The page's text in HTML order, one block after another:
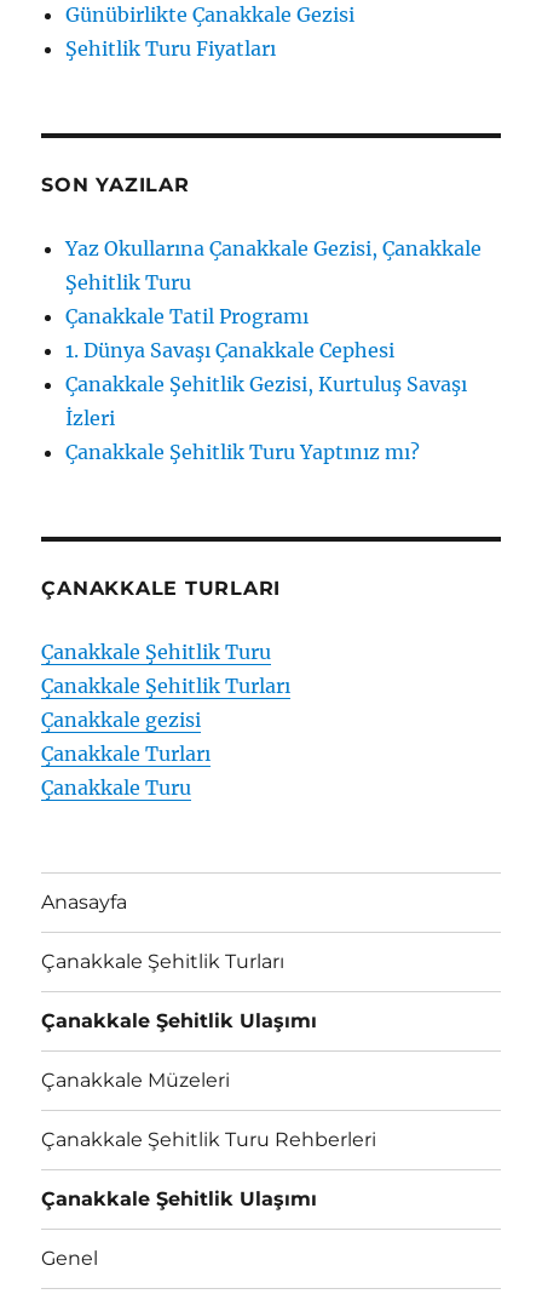
Günübirlikte Çanakkale Gezisi
Şehitlik Turu Fiyatları
SON YAZILAR
Yaz Okullarına Çanakkale Gezisi, Çanakkale
Şehitlik Turu
Çanakkale Tatil Programı
1. Dünya Savaşı Çanakkale Cephesi
Çanakkale Şehitlik Gezisi, Kurtuluş Savaşı
İzleri
Çanakkale Şehitlik Turu Yaptınız mı?
ÇANAKKALE TURLARI
Çanakkale Şehitlik Turu
Çanakkale Şehitlik Turları
Çanakkale gezisi
Çanakkale Turları
Çanakkale Turu
Anasayfa
Çanakkale Şehitlik Turları
Çanakkale Şehitlik Ulaşımı
Çanakkale Müzeleri
Çanakkale Şehitlik Turu Rehberleri
Çanakkale Şehitlik Ulaşımı
Genel